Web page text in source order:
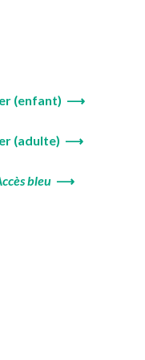
(enfant) ⟶
(adulte) ⟶
bleu ⟶